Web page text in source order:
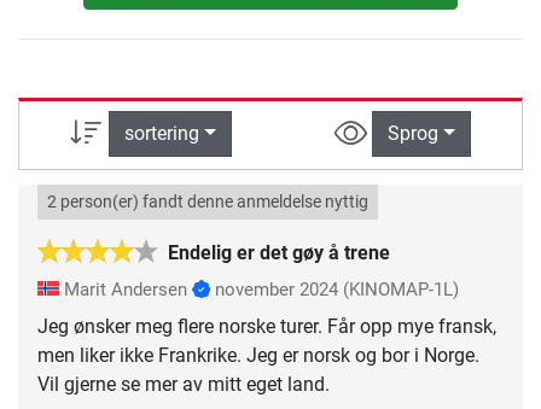
sortering Sprog
Endelig er det gøy å trene
2 person(er) fandt denne anmeldelse nyttig
Marit Andersen november 2024 (KINOMAP-1L)
Jeg ønsker meg flere norske turer. Får opp mye fransk,
men liker ikke Frankrike. Jeg er norsk og bor i Norge.
Vil gjerne se mer av mitt eget land.